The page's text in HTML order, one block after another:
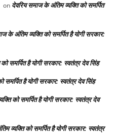
on देवरिय समाज के अंतिम व्यक्ति को समर्पित
के अंतिम व्यक्ति को समर्पित है योगी सरकार:
समर्पित है योगी सरकार: स्वतंत्र देव सिंह
समर्पित है योगी सरकार: स्वतंत्र देव सिंह
को समर्पित है योगी सरकार: स्वतंत्र देव
व्यक्ति को समर्पित है योगी सरकार: स्वतंत्र